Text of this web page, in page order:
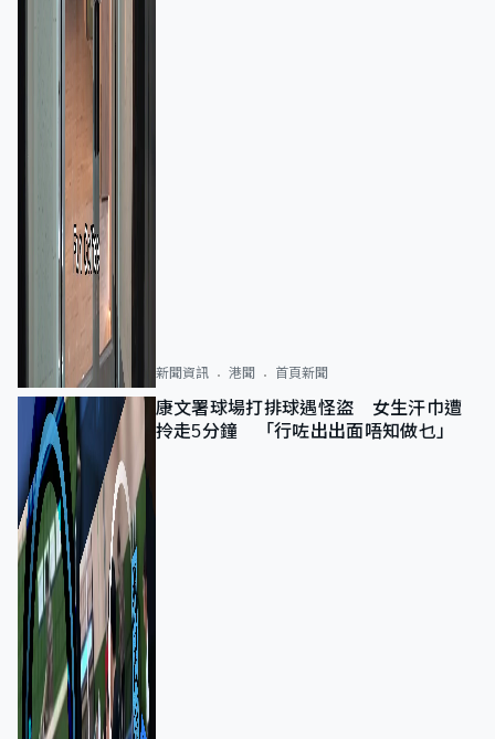
新聞資訊 港聞 首頁新聞
康文署球場打排球遇怪盜 女生汗巾遭
拎走5分鐘 「行咗出出面唔知做乜」